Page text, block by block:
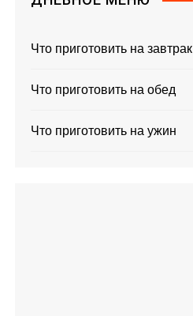
Что приготовить на завтрак
Что приготовить на обед
Что приготовить на ужин